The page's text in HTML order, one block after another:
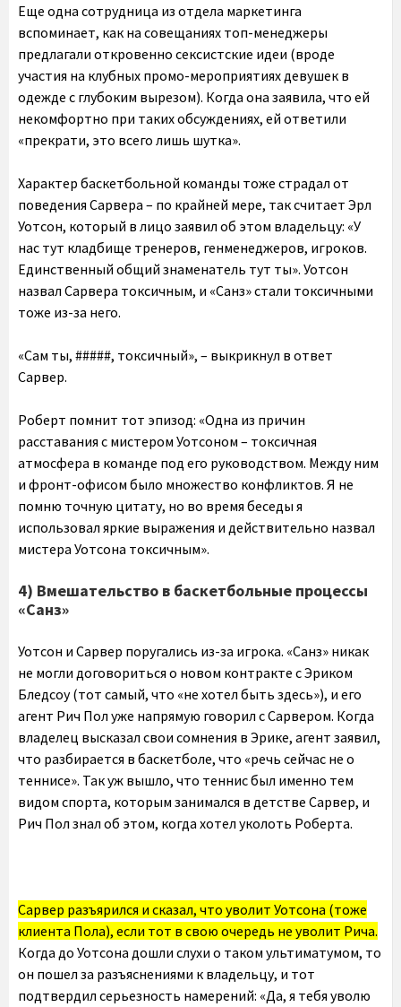
Еще одна сотрудница из отдела маркетинга
вспоминает, как на совещаниях топ-менеджеры
предлагали откровенно сексистские идеи (вроде
участия на клубных промо-мероприятиях девушек в
одежде с глубоким вырезом). Когда она заявила, что ей
некомфортно при таких обсуждениях, ей ответили
«прекрати, это всего лишь шутка».
Характер баскетбольной команды тоже страдал от
поведения Сарвера – по крайней мере, так считает Эрл
Уотсон, который в лицо заявил об этом владельцу: «У
нас тут кладбище тренеров, генменеджеров, игроков.
Единственный общий знаменатель тут ты». Уотсон
назвал Сарвера токсичным, и «Санз» стали токсичными
тоже из-за него.
«Сам ты, #####, токсичный», – выкрикнул в ответ
Сарвер.
Роберт помнит тот эпизод: «Одна из причин
расставания с мистером Уотсоном – токсичная
атмосфера в команде под его руководством. Между ним
и фронт-офисом было множество конфликтов. Я не
помню точную цитату, но во время беседы я
использовал яркие выражения и действительно назвал
мистера Уотсона токсичным».
4) Вмешательство в баскетбольные процессы
«Санз»
Уотсон и Сарвер поругались из-за игрока. «Санз» никак
не могли договориться о новом контракте с Эриком
Бледсоу (тот самый, что «не хотел быть здесь»), и его
агент Рич Пол уже напрямую говорил с Сарвером. Когда
владелец высказал свои сомнения в Эрике, агент заявил,
что разбирается в баскетболе, что «речь сейчас не о
теннисе». Так уж вышло, что теннис был именно тем
видом спорта, которым занимался в детстве Сарвер, и
Рич Пол знал об этом, когда хотел уколоть Роберта.
Сарвер разъярился и сказал, что уволит Уотсона (тоже
клиента Пола), если тот в свою очередь не уволит Рича.
Когда до Уотсона дошли слухи о таком ультиматумом, то
он пошел за разъяснениями к владельцу, и тот
подтвердил серьезность намерений: «Да, я тебя уволю